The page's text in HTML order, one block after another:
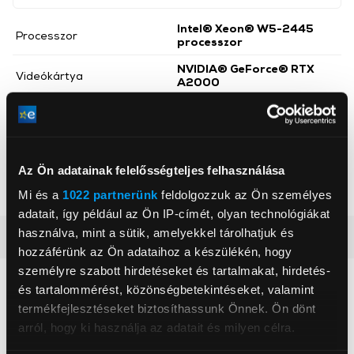
Az Ön adatainak felelősségteljes felhasználása
Mi és a 1022 partnerünk feldolgozzuk az Ön személyes
adatait, így például az Ön IP-címét, olyan technológiákat
használva, mint a sütik, amelyekkel tárolhatjuk és
hozzáférünk az Ön adataihoz a készülékén, hogy
személyre szabott hirdetéseket és tartalmakat, hirdetés-
és tartalommérést, közönségbetekintéseket, valamint
termékfejlesztéseket biztosíthassunk Önnek. Ön dönt
arról, hogy ki használja az adatait és milyen célra.
Processzor
Intel® Xeon® W5-2445
processzor
Videókártya
NVIDIA® GeForce® RTX
A2000
Háttértár mérete
Memória mérete RAM
Operációs rendszer
Windows 11
Részletes ismertető
Neked ajánljuk